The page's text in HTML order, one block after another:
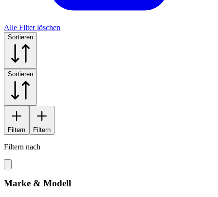
Alle Filter löschen
Sortieren
Sortieren
Filtern Filtern
Filtern nach
Marke & Modell